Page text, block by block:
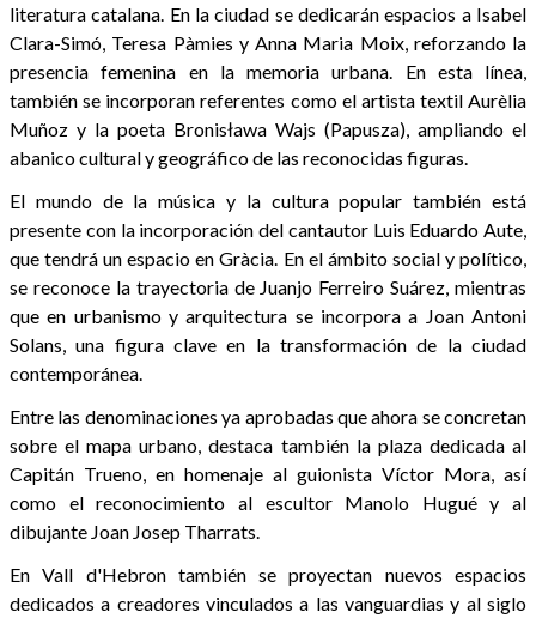
literatura catalana. En la ciudad se dedicarán espacios a Isabel
Clara-Simó, Teresa Pàmies y Anna Maria Moix, reforzando la
presencia femenina en la memoria urbana. En esta línea,
también se incorporan referentes como el artista textil Aurèlia
Muñoz y la poeta Bronisława Wajs (Papusza), ampliando el
abanico cultural y geográfico de las reconocidas figuras.
El mundo de la música y la cultura popular también está
presente con la incorporación del cantautor Luis Eduardo Aute,
que tendrá un espacio en Gràcia. En el ámbito social y político,
se reconoce la trayectoria de Juanjo Ferreiro Suárez, mientras
que en urbanismo y arquitectura se incorpora a Joan Antoni
Solans, una figura clave en la transformación de la ciudad
contemporánea.
Entre las denominaciones ya aprobadas que ahora se concretan
sobre el mapa urbano, destaca también la plaza dedicada al
Capitán Trueno, en homenaje al guionista Víctor Mora, así
como el reconocimiento al escultor Manolo Hugué y al
dibujante Joan Josep Tharrats.
En Vall d'Hebron también se proyectan nuevos espacios
dedicados a creadores vinculados a las vanguardias y al siglo